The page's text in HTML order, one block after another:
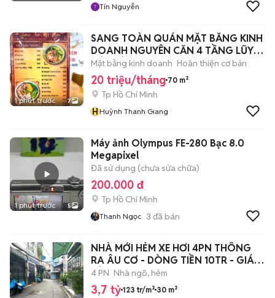
Tín Nguyễn
1 phút trước 7
SANG TOÀN QUÁN MẶT BẰNG KINH
DOANH NGUYÊN CĂN 4 TẦNG LŨY
BÁN BÍCH150TR
Mặt bằng kinh doanh Hoàn thiện cơ bản
20 triệu/tháng 70 m²
Tp Hồ Chí Minh
HHuỳnh Thanh Giang
1 phút trước 5
Máy ảnh Olympus FE-280 Bạc 8.0
Megapixel
Đã sử dụng (chưa sửa chữa)
200.000 đ
Tp Hồ Chí Minh
Thanh Ngọc 3 đã bán
NHÀ MỚI HẺM XE HƠI 4PN THÔNG
RA ÂU CƠ - DÒNG TIỀN 10TR - GIÁ 3
TỶ 7
4 PN Nhà ngõ, hẻm
3,7 tỷ 123 tr/m² 30 m²